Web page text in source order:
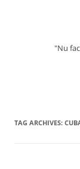
"Nu
TAG ARCHIVES: